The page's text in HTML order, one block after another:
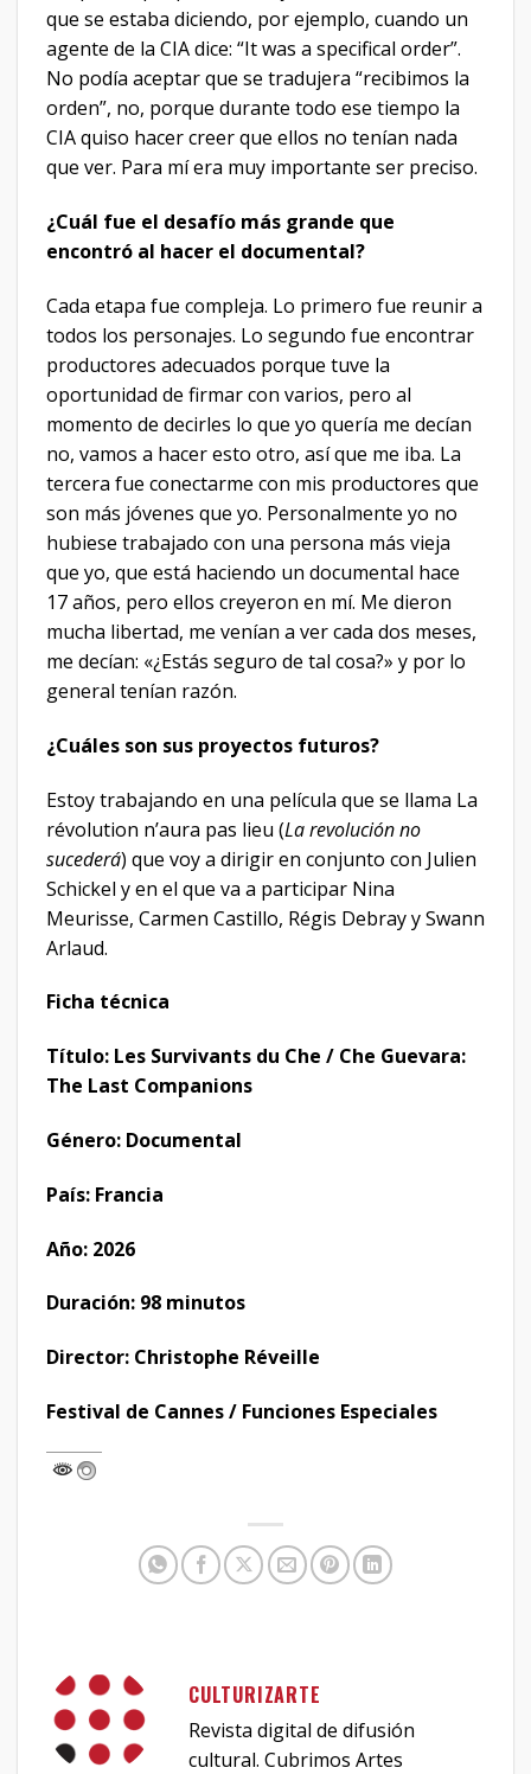
que se estaba diciendo, por ejemplo, cuando un
agente de la CIA dice: “It was a specifical order”.
No podía aceptar que se tradujera “recibimos la
orden”, no, porque durante todo ese tiempo la
CIA quiso hacer creer que ellos no tenían nada
que ver. Para mí era muy importante ser preciso.
¿Cuál fue el desafío más grande que
encontró al hacer el documental?
Cada etapa fue compleja. Lo primero fue reunir a
todos los personajes. Lo segundo fue encontrar
productores adecuados porque tuve la
oportunidad de firmar con varios, pero al
momento de decirles lo que yo quería me decían
no, vamos a hacer esto otro, así que me iba. La
tercera fue conectarme con mis productores que
son más jóvenes que yo. Personalmente yo no
hubiese trabajado con una persona más vieja
que yo, que está haciendo un documental hace
17 años, pero ellos creyeron en mí. Me dieron
mucha libertad, me venían a ver cada dos meses,
me decían: «¿Estás seguro de tal cosa?» y por lo
general tenían razón.
¿Cuáles son sus proyectos futuros?
Estoy trabajando en una película que se llama La
révolution n’aura pas lieu (La revolución no
sucederá) que voy a dirigir en conjunto con Julien
Schickel y en el que va a participar Nina
Meurisse, Carmen Castillo, Régis Debray y Swann
Arlaud.
Ficha técnica
Título: Les Survivants du Che / Che Guevara:
The Last Companions
Género: Documental
País: Francia
Año: 2026
Duración: 98 minutos
Director: Christophe Réveille
Festival de Cannes / Funciones Especiales
CULTURIZARTE
Revista digital de difusión
cultural. Cubrimos Artes